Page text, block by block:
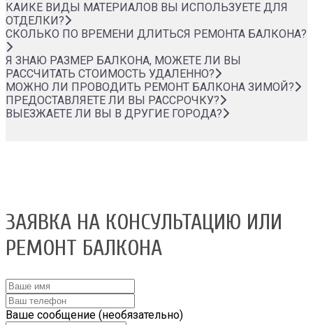
КАИКЕ ВИДЫ МАТЕРИАЛОВ ВЫ ИСПОЛЬЗУЕТЕ ДЛЯ
ОТДЕЛКИ?
СКОЛЬКО ПО ВРЕМЕНИ ДЛИТЬСЯ РЕМОНТА БАЛКОНА?
Я ЗНАЮ РАЗМЕР БАЛКОНА, МОЖЕТЕ ЛИ ВЫ
РАССЧИТАТЬ СТОИМОСТЬ УДАЛЕННО?
МОЖНО ЛИ ПРОВОДИТЬ РЕМОНТ БАЛКОНА ЗИМОЙ?
ПРЕДОСТАВЛЯЕТЕ ЛИ ВЫ РАССРОЧКУ?
ВЫЕЗЖАЕТЕ ЛИ ВЫ В ДРУГИЕ ГОРОДА?
ЗАЯВКА НА КОНСУЛЬТАЦИЮ ИЛИ
РЕМОНТ БАЛКОНА
Ваше сообщение (необязательно)